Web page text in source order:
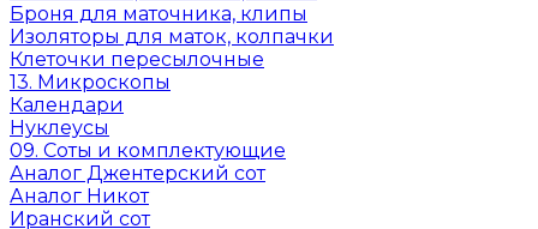
Броня для маточника, клипы
Изоляторы для маток, колпачки
Клеточки пересылочные
13. Микроскопы
Календари
Нуклеусы
09. Соты и комплектующие
Аналог Джентерский сот
Аналог Никот
Иранский сот